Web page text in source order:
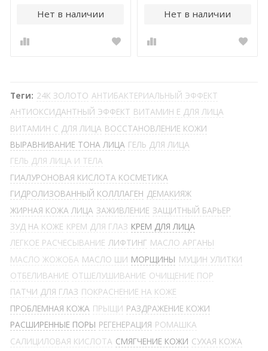
Нет в наличии Нет в наличии
Теги: 24К ЗОЛОТО АНТИБАКТЕРИАЛЬНЫЙ ЭФФЕКТ
АНТИОКСИДАНТНЫЙ ЭФФЕКТ ВИТАМИН Е ДЛЯ ЛИЦА
ВИТАМИН С ДЛЯ ЛИЦА ВОССТАНОВЛЕНИЕ КОЖИ
ВЫРАВНИВАНИЕ ТОНА ЛИЦА ГЕЛЬ ДЛЯ ЛИЦА
ГЕЛЬ ДЛЯ ЛИЦА И ТЕЛА
ГИАЛУРОНОВАЯ КИСЛОТА КОСМЕТИКА
ГИДРОЛИЗОВАННЫЙ КОЛЛЛАГЕН ДЕМАКИЯЖ
ЖИРНАЯ КОЖА ЛИЦА ЗАЖИВЛЕНИЕ ЗАЩИТНЫЙ БАРЬЕР
ЗУД НА КОЖЕ КРЕМ ДЛЯ ГЛАЗ КРЕМ ДЛЯ ЛИЦА
ЛЕГКОЕ РАСЧЕСЫВАНИЕ ЛИФТИНГ МАСЛО АРГАНЫ
МАСЛО ЖОЖОБА МАСЛО ШИ МОРЩИНЫ МУЦИН УЛИТКИ
ОТБЕЛИВАНИЕ ОТШЕЛУШИВАНИЕ ОЧИЩЕНИЕ ПОР
ПАТЧИ ДЛЯ ГЛАЗ ПОКРАСНЕНИЕ НА КОЖЕ
ПРОБЛЕМНАЯ КОЖА ПРЫЩИ РАЗДРАЖЕНИЕ КОЖИ
РАСШИРЕННЫЕ ПОРЫ РЕГЕНЕРАЦИЯ РОМАШКА
САЛИЦИЛОВАЯ КИСЛОТА СМЯГЧЕНИЕ КОЖИ СУХАЯ КОЖА